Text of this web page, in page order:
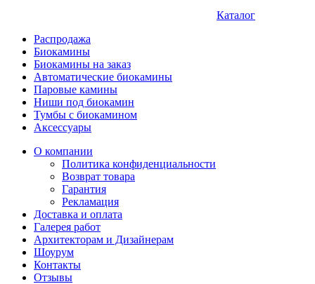
Каталог
Распродажа
Биокамины
Биокамины на заказ
Автоматические биокамины
Паровые камины
Ниши под биокамин
Тумбы с биокамином
Аксессуары
О компании
Политика конфиденциальности
Возврат товара
Гарантия
Рекламация
Доставка и оплата
Галерея работ
Архитекторам и Дизайнерам
Шоурум
Контакты
Отзывы